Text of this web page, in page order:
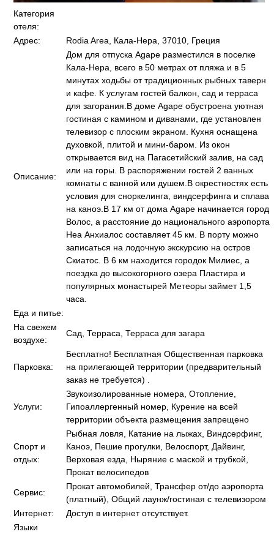
Категория
отеля:
Адрес:
Rodia Area, Кала-Нера, 37010, Греция
Описание:
Дом для отпуска Agape разместился в поселке
Кала-Нера, всего в 50 метрах от пляжа и в 5
минутах ходьбы от традиционных рыбных таверн
и кафе. К услугам гостей балкон, сад и терраса
для загорания.В доме Agape обустроена уютная
гостиная с камином и диванами, где установлен
телевизор с плоским экраном. Кухня оснащена
духовкой, плитой и мини-баром. Из окон
открывается вид на Пагасетийский залив, на сад
или на горы. В распоряжении гостей 2 ванных
комнаты с ванной или душем.В окрестностях есть
условия для сноркелинга, виндсерфинга и сплава
на каноэ.В 17 км от дома Agape начинается город
Волос, а расстояние до национального аэропорта
Неа Анхиалос составляет 45 км. В порту можно
записаться на лодочную экскурсию на остров
Скиатос. В 6 км находится городок Милиес, а
поездка до высокогорного озера Пластира и
популярных монастырей Метеоры займет 1,5
часа.
Еда и питье:
На свежем
воздухе:
Сад, Терраса, Терраса для загара
Парковка:
Бесплатно! Бесплатная Общественная парковка
на прилегающей территории (предварительный
заказ не требуется) .
Услуги:
Звукоизолированные номера, Отопление,
Гипоаллергенный номер, Курение на всей
территории объекта размещения запрещено
Спорт и
отдых:
Рыбная ловля, Катание на лыжах, Виндсерфинг,
Каноэ, Пешие прогулки, Велоспорт, Дайвинг,
Верховая езда, Ныряние с маской и трубкой,
Прокат велосипедов
Сервис:
Прокат автомобилей, Трансфер от/до аэропорта
(платный), Общий лаунж/гостиная с телевизором
Интернет:
Доступ в интернет отсутствует.
Языки